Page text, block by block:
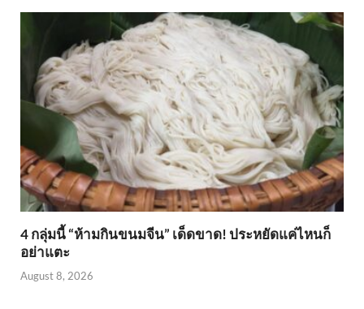
4 กลุ่มนี้ “ห้ามกินขนมจีน” เด็ดขาด! ประหยัดแค่ไหนก็
อย่าแตะ
August 8, 2026